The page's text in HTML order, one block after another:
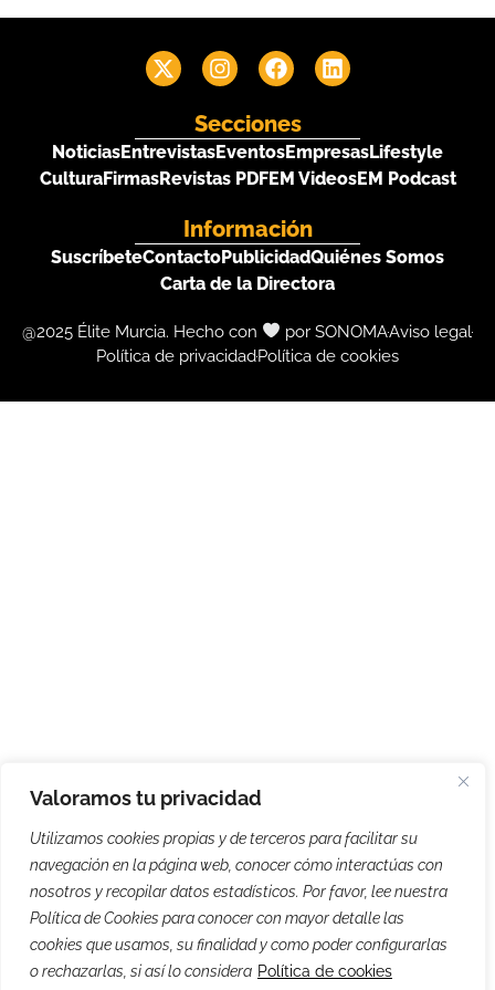
Valoramos tu privacidad
Utilizamos cookies propias y de terceros para facilitar su
navegación en la página web, conocer cómo interactúas con
nosotros y recopilar datos estadísticos. Por favor, lee nuestra
Política de Cookies para conocer con mayor detalle las
cookies que usamos, su finalidad y como poder configurarlas
o rechazarlas, si así lo considera Política de cookies
Secciones
NoticiasEntrevistasEventosEmpresasLifestyle
CulturaFirmasRevistas PDFEM VideosEM Podcast
Información
SuscríbeteContactoPublicidadQuiénes Somos
Carta de la Directora
@2025 Élite Murcia. Hecho con por SONOMAAviso legal
Política de privacidadPolítica de cookies